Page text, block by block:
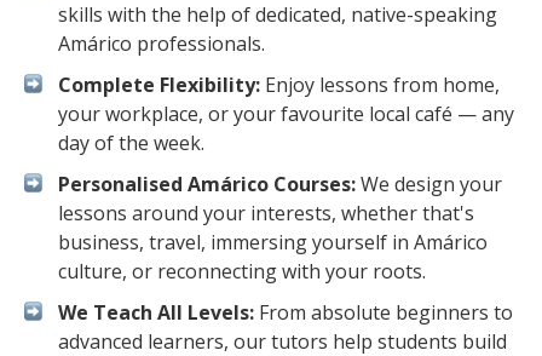
skills with the help of dedicated, native-speaking
Amárico professionals.
Complete Flexibility: Enjoy lessons from home,
your workplace, or your favourite local café — any
day of the week.
Personalised Amárico Courses:We design your
lessons around your interests, whether that's
business, travel, immersing yourself in Amárico
culture, or reconnecting with your roots.
We Teach All Levels: From absolute beginners to
advanced learners, our tutors help students build